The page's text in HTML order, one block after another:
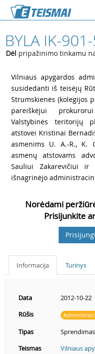
BYLA IK-
Dėl pripažinimo tinkamu
Vilniaus apygardos
susidedanti iš teisėjų
Strumskienės (kolegijos
pareiškėjui
Valstybinės teritorijų
atstovei Kristinai
asmenims U. A.-R., K.
asmenų atstovams
Sauliui Zakarevičiui ir
išnagrinėjo
Norėdami
Prisijunkite
Informacija Turinys
Data
2012-10-22
Rūšis
Tipas
Sprendimas
Teismas
Vilniaus